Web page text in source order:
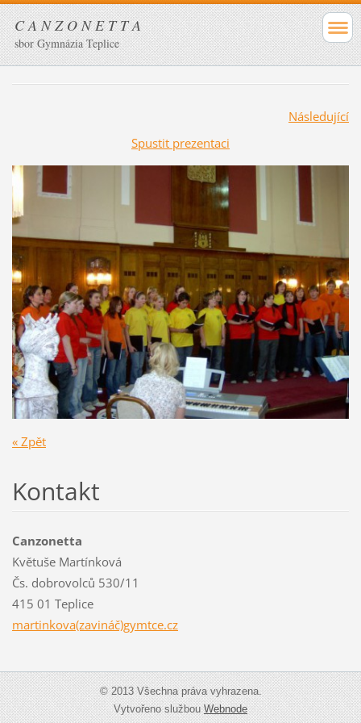
C A N Z O N E T T A
sbor Gymnázia Teplice
Následující
Spustit prezentaci
« Zpět
Kontakt
Canzonetta
Květuše Martínková
Čs. dobrovolců 530/11
415 01 Teplice
martinkova(zavináč)gymtce.cz
© 2013 Všechna práva vyhrazena.
Vytvořeno službouWebnode